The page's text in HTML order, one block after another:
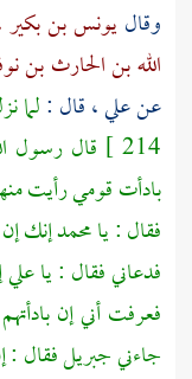
وقاليونس بن بكير
الله بن الحارث بن
عنعلي ،قال :لما
214 ] قال
بادأت قومي رأيت
فقال : يامحمدإنك
فدعاني فقال : ياعلي
فعرفت أني إن
جاءنيجبريلفقال :